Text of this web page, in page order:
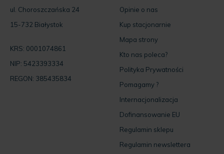
ul. Choroszczańska 24
15-732 Białystok
KRS: 0001074861
NIP: 5423393334
REGON: 385435834
Opinie o nas
Kup stacjonarnie
Mapa strony
Kto nas poleca?
Polityka Prywatności
Pomagamy ?
Internacjonalizacja
Dofinansowanie EU
Regulamin sklepu
Regulamin newslettera